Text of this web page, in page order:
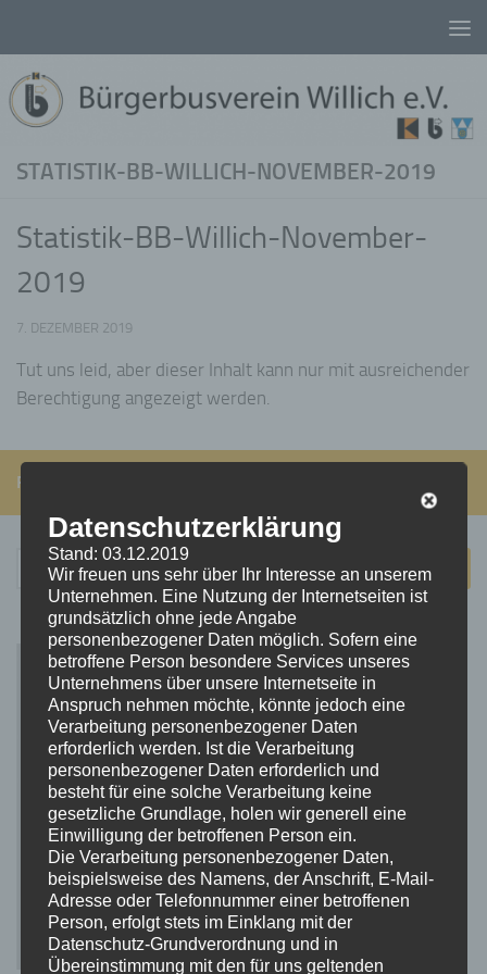
STATISTIK-BB-WILLICH-NOVEMBER-2019
Statistik-BB-Willich-November-
2019
7. DEZEMBER 2019
Tut uns leid, aber dieser Inhalt kann nur mit ausreichender
Berechtigung angezeigt werden.
FOLGEN:
Suchen
nach:
Datenschutzerklärung
Stand: 03.12.2019
Wir freuen uns sehr über Ihr Interesse an unserem
Unternehmen. Eine Nutzung der Internetseiten ist
grundsätzlich ohne jede Angabe
personenbezogener Daten möglich. Sofern eine
betroffene Person besondere Services unseres
Unternehmens über unsere Internetseite in
Anspruch nehmen möchte, könnte jedoch eine
Verarbeitung personenbezogener Daten
erforderlich werden. Ist die Verarbeitung
personenbezogener Daten erforderlich und
besteht für eine solche Verarbeitung keine
gesetzliche Grundlage, holen wir generell eine
Einwilligung der betroffenen Person ein.
Die Verarbeitung personenbezogener Daten,
beispielsweise des Namens, der Anschrift, E-Mail-
Adresse oder Telefonnummer einer betroffenen
Person, erfolgt stets im Einklang mit der
Datenschutz-Grundverordnung und in
Übereinstimmung mit den für uns geltenden